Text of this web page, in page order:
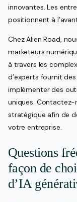
innovantes. Les
positionnent à
Chez Alien Road,
marketeurs
à travers les
d’experts fournit
implémenter des
uniques. Contactez-
stratégique afin de
votre entreprise.
Questions
façon de
d’IA